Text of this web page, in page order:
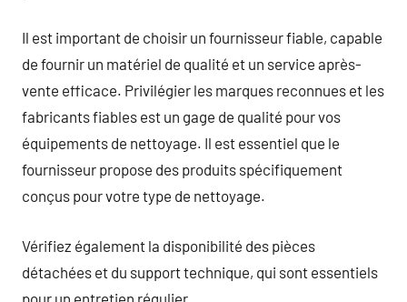
Il est important de choisir un fournisseur fiable, capable
de fournir un matériel de qualité et un service après-
vente efficace. Privilégier les marques reconnues et les
fabricants fiables est un gage de qualité pour vos
équipements de nettoyage. Il est essentiel que le
fournisseur propose des produits spécifiquement
conçus pour votre type de nettoyage.
Vérifiez également la disponibilité des pièces
détachées et du support technique, qui sont essentiels
pour un entretien régulier.